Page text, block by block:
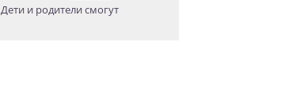
Дети и родители смогут